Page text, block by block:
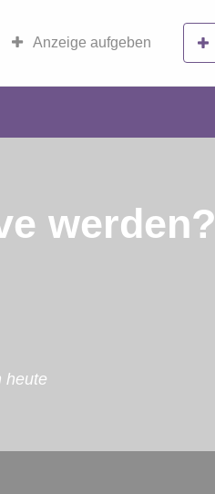
Anzeige aufgeben
werden?
heute